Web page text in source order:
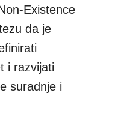
Existence
da je
i razvijati
suradnje i